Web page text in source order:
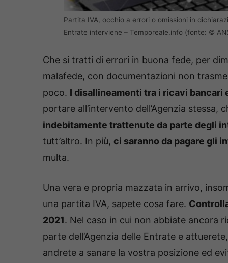
Partita IVA, occhio a errori o omissioni in
Entrate interviene – Temporeale.info (fonte: ©
Che si tratti di errori in buona fede, per
malafede, con documentazioni non
poco. I disallineamenti tra i ricavi bancari
portare all’intervento dell’Agenzia stessa,
indebitamente trattenute da parte degli
tutt’altro. In più, ci saranno da pagare gli
multa.
Una vera e propria mazzata in arrivo,
una partita IVA, sapete cosa fare.
2021. Nel caso in cui non abbiate ancora
parte dell’Agenzia delle Entrate e
andrete a sanare la vostra posizione ed